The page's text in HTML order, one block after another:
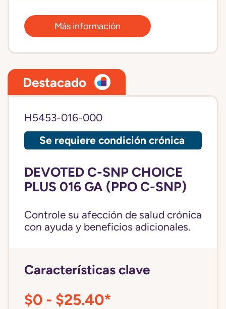
Más información
Destacado
H5453-016-000
Se requiere condición crónica
DEVOTED C-SNP CHOICE
PLUS 016 GA (PPO C-SNP)
Controle su afección de salud crónica
con ayuda y beneficios adicionales.
Características clave
$0 - $25.40*